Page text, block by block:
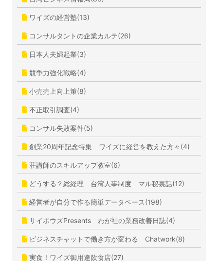
ワイズの経営塾(13)
コンサルタントの企業カルテ(26)
日本人夫婦起業(3)
競争力強化戦略(4)
小売売上向上策(8)
不正取引調査(4)
コンサル失敗案件(5)
創業20周年記念特集 ワイズに経営を教えた方々(4)
荘講師のスキルアップ教室(6)
どうする？総経理 台湾人事制度 マル秘裏話(12)
経営者が自分で作る簡単データベース(198)
サイボウズPresents わが社の業務改善日誌(4)
ビジネスチャットで働き方が変わる Chatwork(8)
実食！ワイズ御用達飲食店(27)